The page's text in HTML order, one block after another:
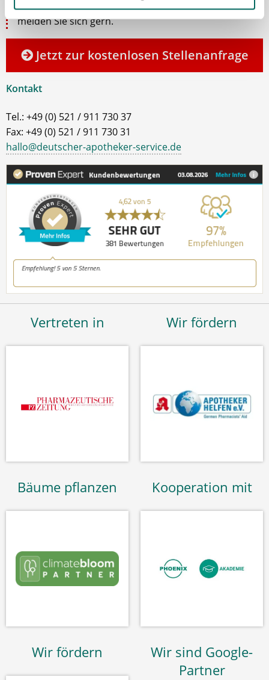
Ablauf nach Ihrer kostenlosen Stellenanfrage
melden Sie sich gern.
Jetzt zur kostenlosen Stellenanfrage
Kontakt
Tel.: +49 (0) 521 / 911 730 37
Fax: +49 (0) 521 / 911 730 31
hallo@deutscher-apotheker-service.de
Vertreten in Wir fördern
Bäume pflanzen Kooperation mit
Wir fördern
Wir sind Google-
Partner